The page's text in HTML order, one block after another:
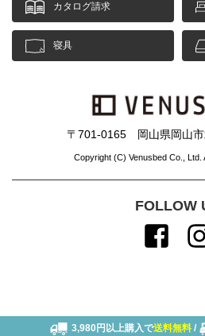
カタログ請求
寝具
〒701-0165 岡山県岡山市
Copyright (C) Venusbed Co., Ltd.
FOLLOW
3,980円以上購入で送料無料 /